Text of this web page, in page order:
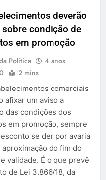
deverão
sobre condição de
em promoção
Política
4 anos
0 2 mins
comerciais
afixar um aviso a
das condições dos
em promoção, sempre
se der por avaria
aproximação do fim do
validade. É o que prevê
de Lei 3.866/18, da